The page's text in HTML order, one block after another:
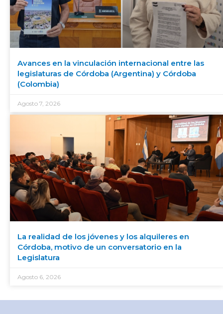
Avances en la vinculación internacional entre las
legislaturas de Córdoba (Argentina) y Córdoba
(Colombia)
Agosto 7, 2026
La realidad de los jóvenes y los alquileres en
Córdoba, motivo de un conversatorio en la
Legislatura
Agosto 6, 2026